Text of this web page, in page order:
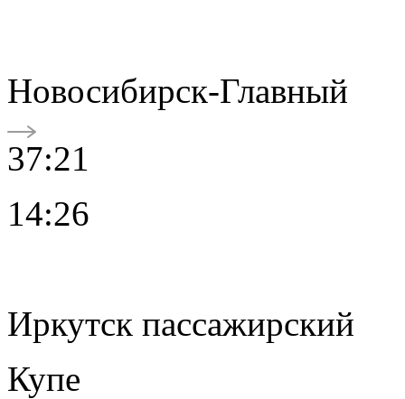
Новосибирск-Главный
37:21
14:26
Иркутск пассажирский
Купе